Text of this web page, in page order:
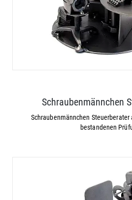
Schraubenmännchen
Schraubenmännchen Steuerberater
bestandenen